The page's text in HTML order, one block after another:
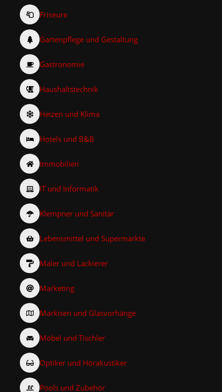
Friseure
Gartenpflege und Gestaltung
Gastronomie
Haushaltstechnik
Heizen und Klima
Hotels und B&B
Immobilien
IT und Informatik
Klempner und Sanitär
Lebensmittel und Supermärkte
Maler und Lackierer
Marketing
Markisen und Glasvorhänge
Möbel und Tischler
Optiker und Hörakustiker
Pools und Zubehör